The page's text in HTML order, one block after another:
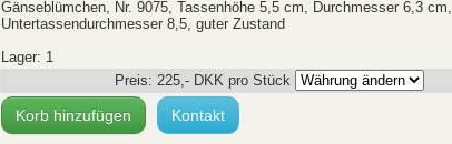
Gänseblümchen, Nr. 9075, Tassenhöhe 5,5 cm, Durchmesser 6,3 cm,
Untertassendurchmesser 8,5, guter Zustand
Lager: 1
Preis: 225,- DKK pro Stück
Korb hinzufügen Kontakt